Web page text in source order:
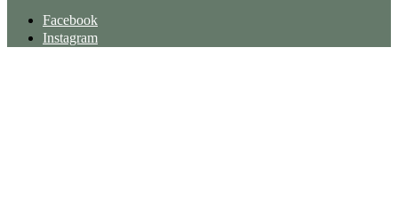
Facebook
Instagram